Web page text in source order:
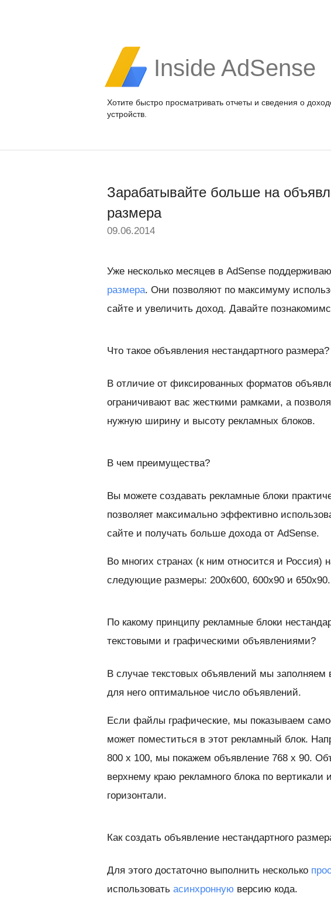
Inside AdSense
Хотите быстро просматривать отчеты и сведения о
устройств.
Зарабатывайте больше на
размера
09.06.2014
Уже несколько месяцев в AdSense
размера. Они позволяют по максимуму
сайте и увеличить доход. Давайте
Что такое объявления нестандартного размера?
В отличие от фиксированных форматов
ограничивают вас жесткими рамками, а
нужную ширину и высоту рекламных блоков.
В чем преимущества?
Вы можете создавать рекламные блоки
позволяет максимально эффективно
сайте и получать больше дохода от AdSense.
Во многих странах (к ним относится и Россия)
следующие размеры: 200x600, 600x90 и 650x90.
По какому принципу рекламные блоки
текстовыми и графическими объявлениями?
В случае текстовых объявлений мы заполняем
для него оптимальное число объявлений.
Если файлы графические, мы показываем
может поместиться в этот рекламный блок.
800 x 100, мы покажем объявление 768 x 90.
верхнему краю рекламного блока по вертикали
горизонтали.
Как создать объявление нестандартного
Для этого достаточно выполнить несколько
использовать асинхронную версию кода.